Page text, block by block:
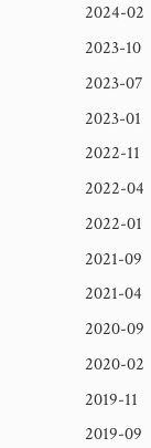
2024-02
2023-10
2023-07
2023-01
2022-11
2022-04
2022-01
2021-09
2021-04
2020-09
2020-02
2019-11
2019-09